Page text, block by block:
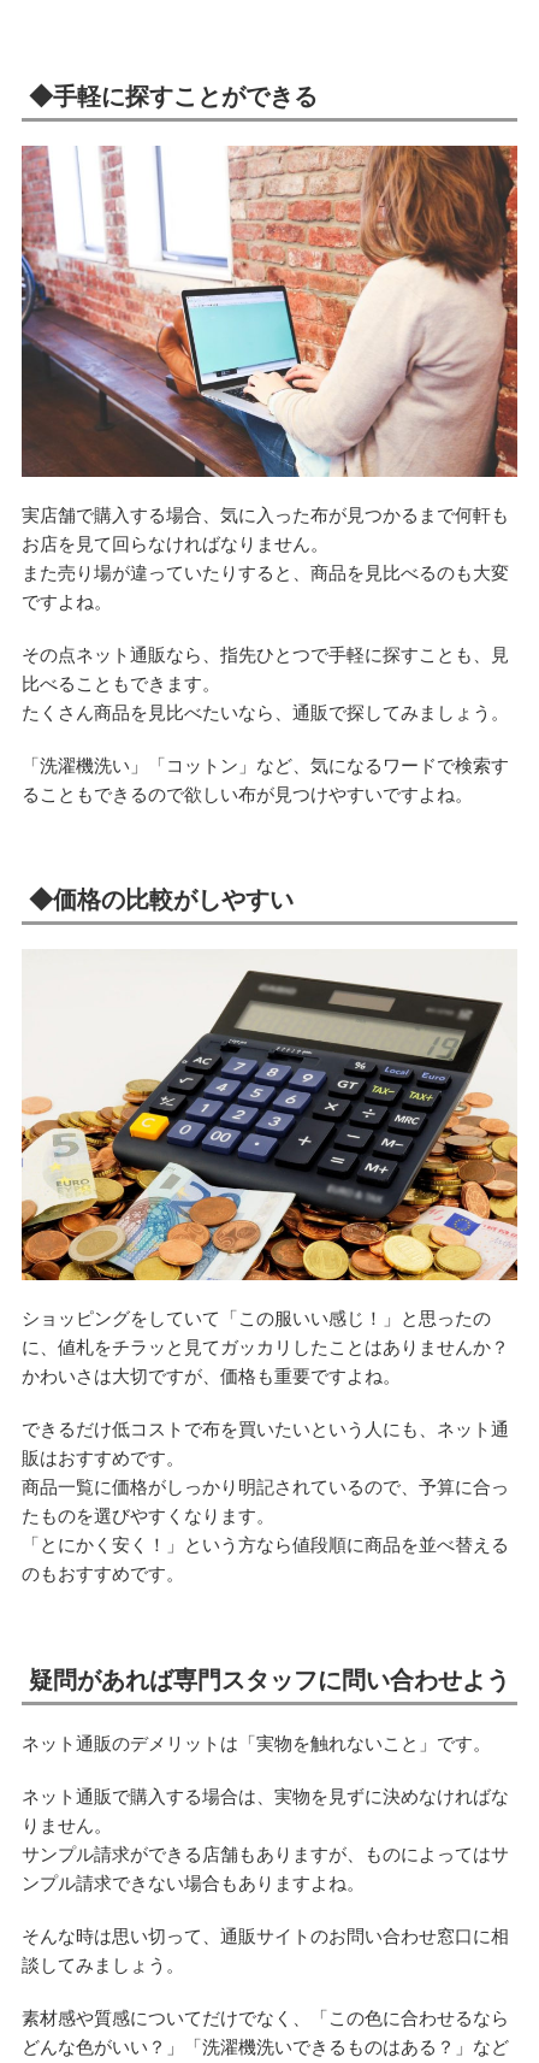
◆手軽に探すことができる
実店舗で購入する場合、気に入った布が見つかるまで何軒も
お店を見て回らなければなりません。
また売り場が違っていたりすると、商品を見比べるのも大変
ですよね。
その点ネット通販なら、指先ひとつで手軽に探すことも、見
比べることもできます。
たくさん商品を見比べたいなら、通販で探してみましょう。
「洗濯機洗い」「コットン」など、気になるワードで検索す
ることもできるので欲しい布が見つけやすいですよね。
◆価格の比較がしやすい
ショッピングをしていて「この服いい感じ！」と思ったの
に、値札をチラッと見てガッカリしたことはありませんか？
かわいさは大切ですが、価格も重要ですよね。
できるだけ低コストで布を買いたいという人にも、ネット通
販はおすすめです。
商品一覧に価格がしっかり明記されているので、予算に合っ
たものを選びやすくなります。
「とにかく安く！」という方なら値段順に商品を並べ替える
のもおすすめです。
疑問があれば専門スタッフに問い合わせよう
ネット通販のデメリットは「実物を触れないこと」です。
ネット通販で購入する場合は、実物を見ずに決めなければな
りません。
サンプル請求ができる店舗もありますが、ものによってはサ
ンプル請求できない場合もありますよね。
そんな時は思い切って、通販サイトのお問い合わせ窓口に相
談してみましょう。
素材感や質感についてだけでなく、「この色に合わせるなら
どんな色がいい？」「洗濯機洗いできるものはある？」など